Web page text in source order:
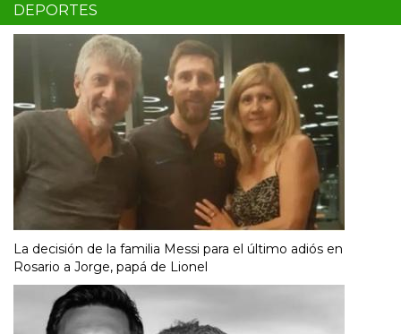
DEPORTES
La decisión de la familia Messi para el último adiós en
Rosario a Jorge, papá de Lionel